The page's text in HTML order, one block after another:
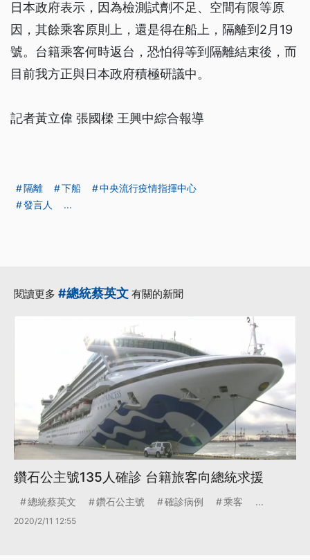
日本政府表示，因為檢測試劑不足、空間有限等原
因，其餘乘客原則上，還是得在船上，隔離到2月19
號。台籍乘客何時返台，恐怕得等到隔離結束後，而
目前我方正與日本政府積極研議中。
記者黃立偉 張國樑 王興中綜合報導
隔離 下船
中央流行疫情指揮中心
發言人
...
閱讀更多 #總統蔡英文 有關的新聞
鑽石公主號135人確診 台籍旅客向總統求援
總統蔡英文 鑽石公主號 確診病例 乘客 ...
2020/2/11 12:55